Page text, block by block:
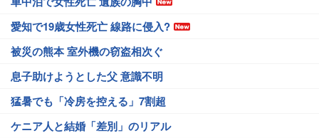
愛知で19歳女性死亡 線路に侵入?
被災の熊本 室外機の窃盗相次ぐ
息子助けようとした父 意識不明
猛暑でも「冷房を控える」7割超
ケニア人と結婚「差別」のリアル